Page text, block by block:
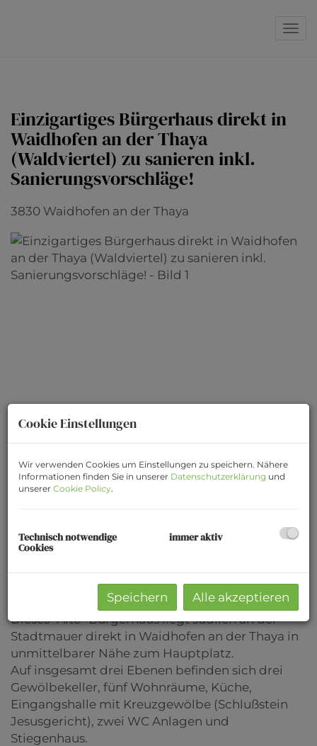
Einzigartiges Bürgerhaus direkt in
Waidhofen an der Thaya
(Waldviertel) zu sanieren inkl.
Sanierungsvorschläge!
3830 Waidhofen an der Thaya
Beschreibung
Dieses ''Alte'' Bürgerhaus liegt südlich an der
Stadtmauer direkt in Waidhofen an der Thaya in
unmittelbarer Nähe zum Hauptplatz.
Auf insgesamt drei Ebenen befinden sich drei
Gewölbekeller, fünf Wohnräume, Küche,
Eingangshalle mit Kreuzgewölbe (Schlußstein
Jesusgericht), zwei WC Anlagen und
Stiegenhaus.
Cookie Einstellungen
Wir verwenden Cookies um Einstellungen zu speichern. Nähere
Informationen finden Sie in unserer Datenschutzerklärung und
unserer Cookie Policy.
Technisch notwendige
Cookies
immer aktiv
Speichern Alle akzeptieren